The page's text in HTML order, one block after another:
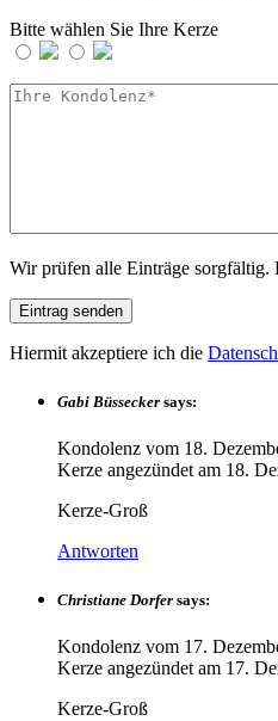
Bitte wählen Sie Ihre Kerze
Wir prüfen alle Einträge sorgfältig.
Hiermit akzeptiere ich die
Gabi Büssecker says:
Kondolenz vom 18.
Kerze angezündet am 18.
Kerze-Groß
Antworten
Christiane Dorfer says:
Kondolenz vom 17.
Kerze angezündet am 17.
Kerze-Groß